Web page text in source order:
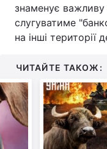
знаменує
слугуватиме
на інші території
ЧИТАЙТЕ ТАКОЖ: